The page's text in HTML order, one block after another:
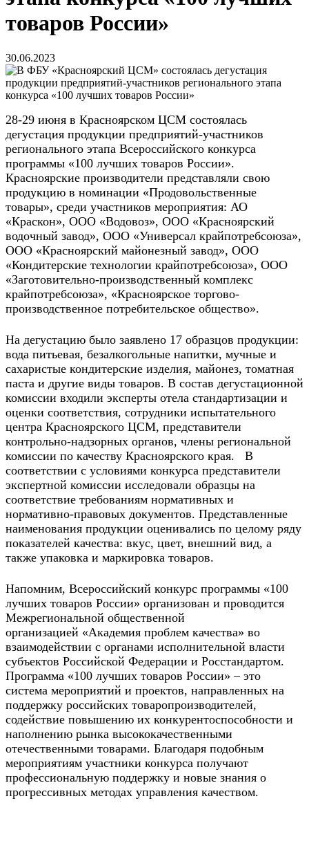
товаров России»
30.06.2023
28-29 июня в Красноярском ЦСМ состоялась
дегустация продукции предприятий-участников
регионального этапа Всероссийского конкурса
программы «100 лучших товаров России».
Красноярские производители представляли свою
продукцию в номинации «Продовольственные
товары», среди участников мероприятия: АО
«Краскон», ООО «Водовоз», ООО «Красноярский
водочный завод», ООО «Универсал крайпотребсоюза»,
ООО «Красноярский майонезный завод», ООО
«Кондитерские технологии крайпотребсоюза», ООО
«Заготовительно-производственный комплекс
крайпотребсоюза», «Красноярское торгово-
производственное потребительское общество».
На дегустацию было заявлено 17 образцов продукции:
вода питьевая, безалкогольные напитки, мучные и
сахаристые кондитерские изделия, майонез, томатная
паста и другие виды товаров. В состав дегустационной
комиссии входили эксперты отела стандартизации и
оценки соответствия, сотрудники испытательного
центра Красноярского ЦСМ, представители
контрольно-надзорных органов, члены региональной
комиссии по качеству Красноярского края. В
соответствии с условиями конкурса представители
экспертной комиссии исследовали образцы на
соответствие требованиям нормативных и
нормативно-правовых документов. Представленные
наименования продукции оценивались по целому ряду
показателей качества: вкус, цвет, внешний вид, а
также упаковка и маркировка товаров.
Напомним, Всероссийский конкурс программы «100
лучших товаров России» организован и проводится
Межрегиональной общественной
организацией «Академия проблем качества» во
взаимодействии с органами исполнительной власти
субъектов Российской Федерации и Росстандартом.
Программа «100 лучших товаров России» – это
система мероприятий и проектов, направленных на
поддержку российских товаропроизводителей,
содействие повышению их конкурентоспособности и
наполнению рынка высококачественными
отечественными товарами. Благодаря подобным
мероприятиям участники конкурса получают
профессиональную поддержку и новые знания о
прогрессивных методах управления качеством.